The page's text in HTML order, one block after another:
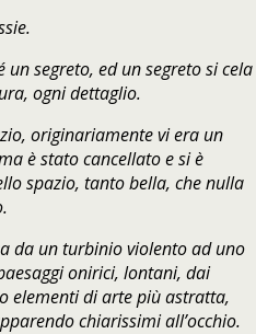
segreto, ed un segreto si cela
ogni dettaglio.
originariamente vi era un
è stato cancellato e si è
spazio, tanto bella, che nulla
da un turbinio violento ad uno
onirici, lontani, dai
elementi di arte più astratta,
chiarissimi all’occhio.